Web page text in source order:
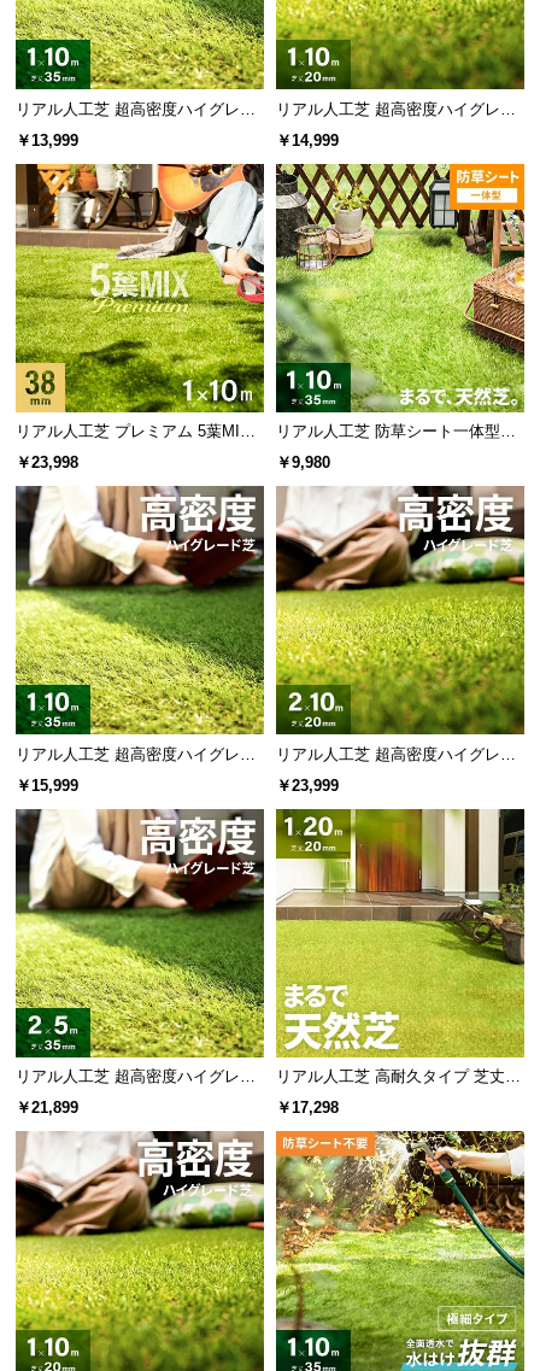
リアル人工芝 超高密度ハイグレー
ド 高耐久タイプ・質感を追求 芝丈
35mm 1×10m
￥13,999
リアル人工芝 超高密度ハイグレー
ド 高耐久タイプ・質感追求 芝丈20
mm 1×10m 防草シート付
￥14,999
リアル人工芝 プレミアム 5葉MI
X・質感をさらに追求 芝丈38mm 1
￥23,998
リアル人工芝 防草シート一体型タ
イプ 芝丈35mm 1×10m（自然な見
￥9,980
リアル人工芝 超高密度ハイグレー
ド 高耐久タイプ・質感追求 芝丈35
mm 1×10m 防草シート付
￥15,999
リアル人工芝 超高密度ハイグレー
ド 高耐久タイプ・質感を追求 芝丈
20mm 2×10m
￥23,999
リアル人工芝 超高密度ハイグレー
ド 高耐久タイプ・質感追求 芝丈35
￥21,899
リアル人工芝 高耐久タイプ 芝丈20
mm 1×20m 防草シート付（自然な
￥17,298